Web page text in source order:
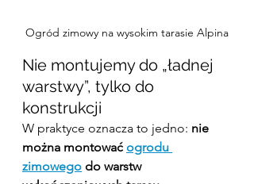
Ogród zimowy na wysokim tarasie Alpina
Nie montujemy do „ładnej
warstwy”, tylko do
konstrukcji
W praktyce oznacza to jedno: nie
można montować ogrodu
zimowego do warstw